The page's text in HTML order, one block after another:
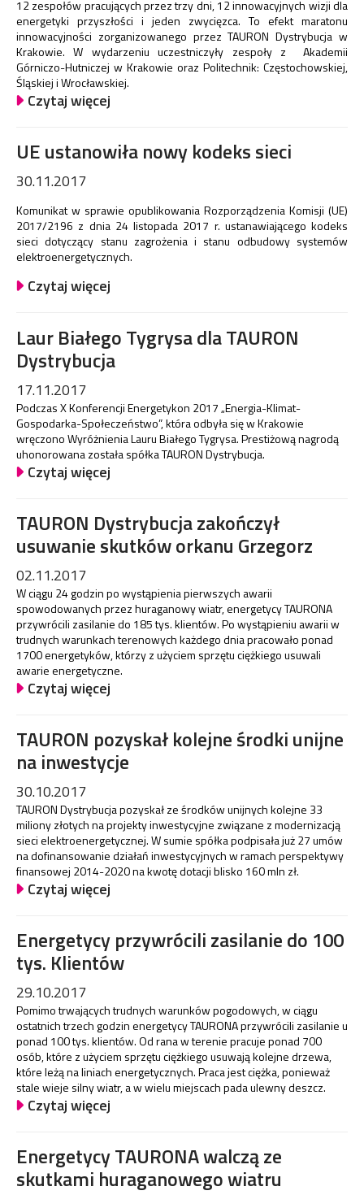
12 zespołów pracujących przez trzy dni, 12 innowacyjnych wizji dla
energetyki przyszłości i jeden zwycięzca. To efekt maratonu
innowacyjności zorganizowanego przez TAURON Dystrybucja w
Krakowie. W wydarzeniu uczestniczyły zespoły z Akademii
Górniczo-Hutniczej w Krakowie oraz Politechnik: Częstochowskiej,
Śląskiej i Wrocławskiej.
Czytaj więcej
UE ustanowiła nowy kodeks sieci
30.11.2017
Komunikat w sprawie opublikowania Rozporządzenia Komisji (UE)
2017/2196 z dnia 24 listopada 2017 r. ustanawiającego kodeks
sieci dotyczący stanu zagrożenia i stanu odbudowy systemów
elektroenergetycznych.
Czytaj więcej
Laur Białego Tygrysa dla TAURON
Dystrybucja
17.11.2017
Podczas X Konferencji Energetykon 2017 „Energia-Klimat-
Gospodarka-Społeczeństwo”, która odbyła się w Krakowie
wręczono Wyróżnienia Lauru Białego Tygrysa. Prestiżową nagrodą
uhonorowana została spółka TAURON Dystrybucja.
Czytaj więcej
TAURON Dystrybucja zakończył
usuwanie skutków orkanu Grzegorz
02.11.2017
W ciągu 24 godzin po wystąpienia pierwszych awarii
spowodowanych przez huraganowy wiatr, energetycy TAURONA
przywrócili zasilanie do 185 tys. klientów. Po wystąpieniu awarii w
trudnych warunkach terenowych każdego dnia pracowało ponad
1700 energetyków, którzy z użyciem sprzętu ciężkiego usuwali
awarie energetyczne.
Czytaj więcej
TAURON pozyskał kolejne środki unijne
na inwestycje
30.10.2017
TAURON Dystrybucja pozyskał ze środków unijnych kolejne 33
miliony złotych na projekty inwestycyjne związane z modernizacją
sieci elektroenergetycznej. W sumie spółka podpisała już 27 umów
na dofinansowanie działań inwestycyjnych w ramach perspektywy
finansowej 2014-2020 na kwotę dotacji blisko 160 mln zł.
Czytaj więcej
Energetycy przywrócili zasilanie do 100
tys. Klientów
29.10.2017
Pomimo trwających trudnych warunków pogodowych, w ciągu
ostatnich trzech godzin energetycy TAURONA przywrócili zasilanie u
ponad 100 tys. klientów. Od rana w terenie pracuje ponad 700
osób, które z użyciem sprzętu ciężkiego usuwają kolejne drzewa,
które leżą na liniach energetycznych. Praca jest ciężka, ponieważ
stale wieje silny wiatr, a w wielu miejscach pada ulewny deszcz.
Czytaj więcej
Energetycy TAURONA walczą ze
skutkami huraganowego wiatru